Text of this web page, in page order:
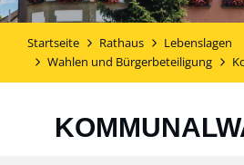
Startseite Rathaus
Lebenslagen
Wahlen und Bürgerbeteiligung